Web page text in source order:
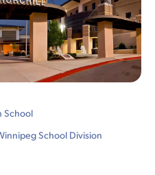
School
School Division